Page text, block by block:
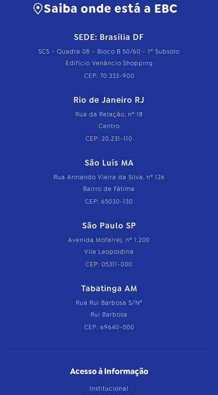
Saiba onde está a EBC
SEDE: Brasília DF
SCS - Quadra 08 - Bloco B 50/60 - 1º Subsolo
Edifício Venâncio Shopping
CEP: 70.333-900
Rio de Janeiro RJ
Rua da Relação, nº 18
Centro
CEP: 20.231-110
São Luís MA
Rua Armando Vieira da Silva, nº 126
Bairro de Fátima
CEP: 65030-130
São Paulo SP
Avenida Mofarrej, nº 1.200
Vila Leopoldina
CEP: 05311-000
Tabatinga AM
Rua Rui Barbosa S/Nº
Rui Barbosa
CEP: 69640-000
Acesso à Informação
Institucional